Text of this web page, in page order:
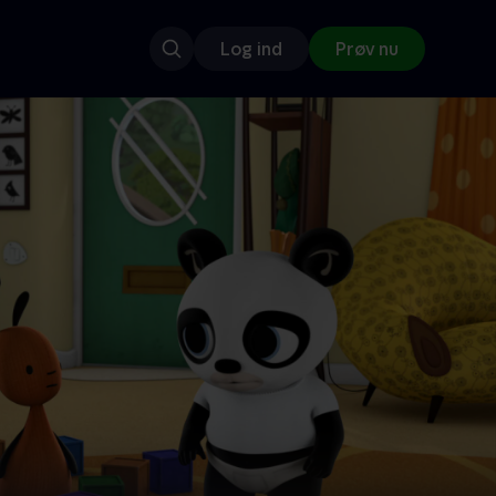
Log ind Prøv nu